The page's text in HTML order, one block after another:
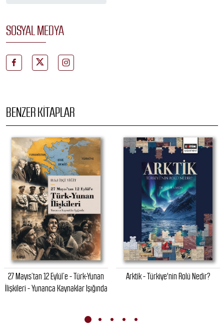
SOSYAL MEDYA
BENZER KITAPLAR
27 Mayıs’tan 12 Eylül’e - Türk-Yunan
İlişkileri - Yunanca Kaynaklar Işığında
Arktik - Türkiye'nin Rolü Nedir?